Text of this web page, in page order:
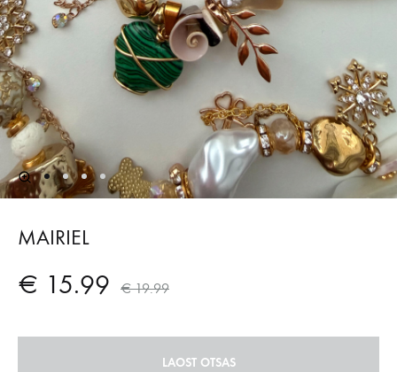
MAIRIEL
€ 15.99 €19.99
LAOST OTSAS